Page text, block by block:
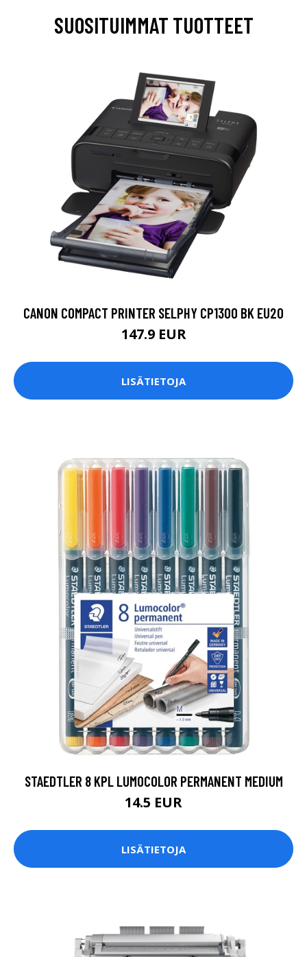
SUOSITUIMMAT TUOTTEET
CANON COMPACT PRINTER SELPHY CP1300 BK EU20
147.9 EUR
LISÄTIETOJA
STAEDTLER 8 KPL LUMOCOLOR PERMANENT MEDIUM
14.5 EUR
LISÄTIETOJA